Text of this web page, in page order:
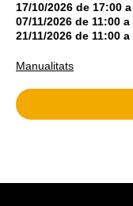
17/10/2026 de 17:00 a
07/11/2026 de 11:00 a
21/11/2026 de 11:00 a
Manualitats